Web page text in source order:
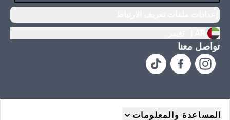
تواصل معنا
المساعدة والمعلومات